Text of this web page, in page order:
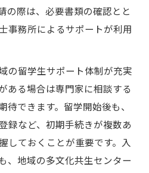
の際は、必要書類の確認とと
事務所によるサポートが利用
の留学生サポート体制が充実
ある場合は専門家に相談する
待できます。留学開始後も、
録など、初期手続きが複数あ
しておくことが重要です。入
、地域の多文化共生センター